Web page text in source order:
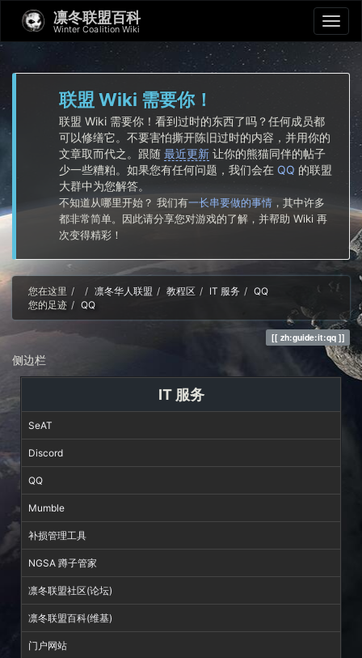
凛冬联盟百科
Winter Coalition Wiki
联盟 Wiki 需要你！
联盟 Wiki 需要你！看到过时的东西了吗？任何成员都
可以修缮它。不要害怕撕开陈旧过时的内容，并用你的
文章取而代之。跟随最近更新 让你的熊猫同伴的帖子
少一些糟粕。如果您有任何问题，我们会在 QQ 的联盟
大群中为您解答。
不知道从哪里开始？ 我们有一长串要做的事情 ，其中许多
都非常简单。因此请分享您对游戏的了解，并帮助 Wiki 再
次变得精彩！
您在这里 Home凛冬华人联盟 教程区 IT 服务
QQ
您的足迹
QQ
zh:guide:it:qq
侧边栏
IT 服务
SeAT
Discord
QQ
Mumble
补损管理工具
NGSA 蹲子管家
凛冬联盟社区(论坛)
凛冬联盟百科(维基)
门户网站